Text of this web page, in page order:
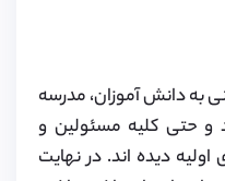
مشتریان و یا به عنوان
به دانش آموزان، مدرسه
و حتی کلیه مسئولین و
دیده اند. در نهایت